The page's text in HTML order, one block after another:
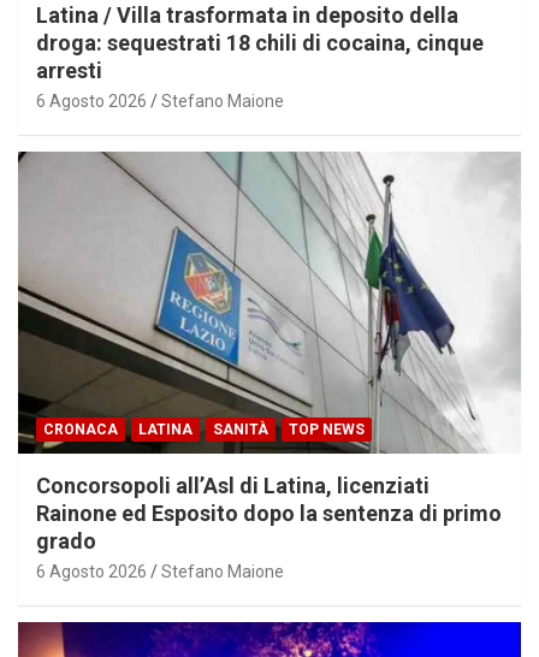
Latina / Villa trasformata in deposito della
droga: sequestrati 18 chili di cocaina, cinque
arresti
6 Agosto 2026 Stefano Maione
CRONACA LATINA SANITÀ TOP NEWS
Concorsopoli all’Asl di Latina, licenziati
Rainone ed Esposito dopo la sentenza di primo
grado
6 Agosto 2026 Stefano Maione